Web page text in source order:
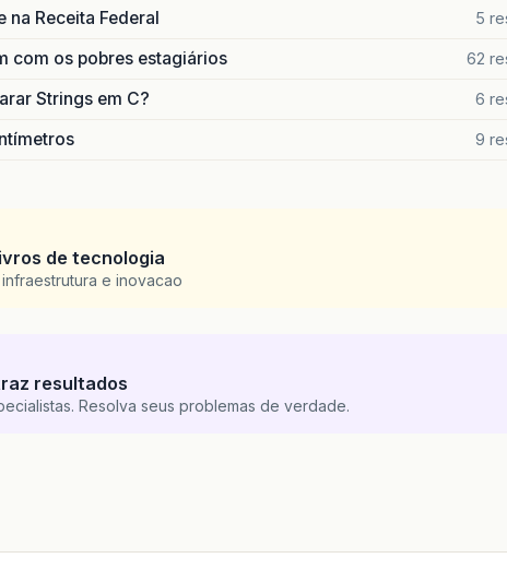
na Receita Federal 5
com os pobres estagiários 62
Strings em C? 6
9
de tecnologia
e inovacao
resultados
Resolva seus problemas de verdade.